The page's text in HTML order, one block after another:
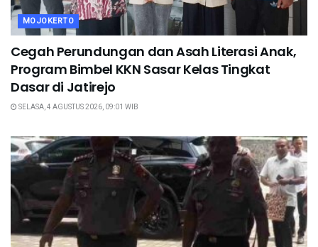
MOJOKERTO
Cegah Perundungan dan Asah Literasi Anak,
Program Bimbel KKN Sasar Kelas Tingkat
Dasar di Jatirejo
SELASA, 4 AGUSTUS 2026, 09:01 WIB